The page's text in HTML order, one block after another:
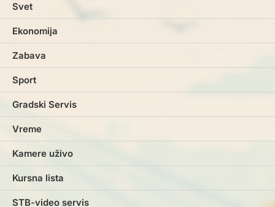
Svet
Ekonomija
Zabava
Sport
Gradski Servis
Vreme
Kamere uživo
Kursna lista
STB-video servis